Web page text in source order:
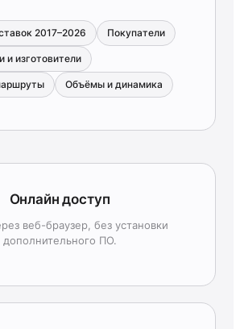
2017–2026 Покупатели
и изготовители
Объёмы и динамика
Онлайн доступ
веб-браузер, без установки
дополнительного ПО.